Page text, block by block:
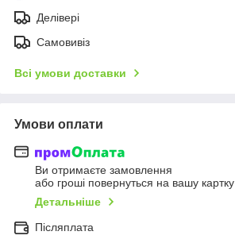
Делівері
Самовивіз
Всі умови доставки
Умови оплати
Ви отримаєте замовлення
або гроші повернуться на вашу картку
Детальніше
Післяплата